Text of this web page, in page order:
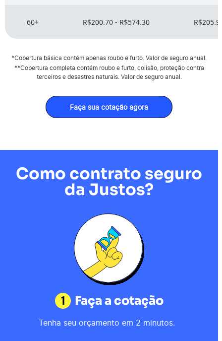
60+ R$200.70 - R$574.30
*Cobertura básica contém apenas roubo e furto. Valor de seguro anual.
**Cobertura completa contém roubo e furto, colisão, proteção contra
terceiros e desastres naturais. Valor de seguro anual.
Faça sua cotação agora
Como contrato seguro
da Justos?
1 Faça a cotação
Tenha seu orçamento em 2 minutos.